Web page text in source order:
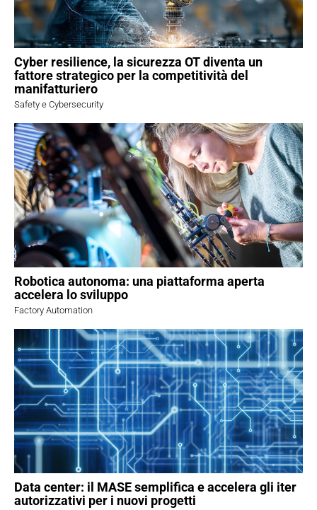
Cyber resilience, la sicurezza OT diventa un
fattore strategico per la competitività del
manifatturiero
Safety e Cybersecurity
Robotica autonoma: una piattaforma aperta
accelera lo sviluppo
Factory Automation
Data center: il MASE semplifica e accelera gli iter
autorizzativi per i nuovi progetti